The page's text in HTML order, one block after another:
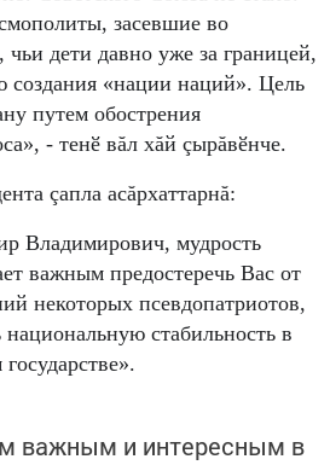
засевшие во
чьи дети давно уже за границей,
создания «нации наций». Цель
путем обострения
- тенӗ вăл хăй çырăвӗнче.
çапла асăрхаттарнă:
Владимирович, мудрость
важным предостеречь Вас от
некоторых псевдопатриотов,
стабильность в
важным и интересным в